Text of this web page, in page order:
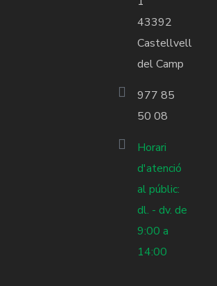
43392
Castellvell
del Camp
977 85
50 08
Horari
d'atenció
al públic:
dl. - dv. de
9:00 a
14:00